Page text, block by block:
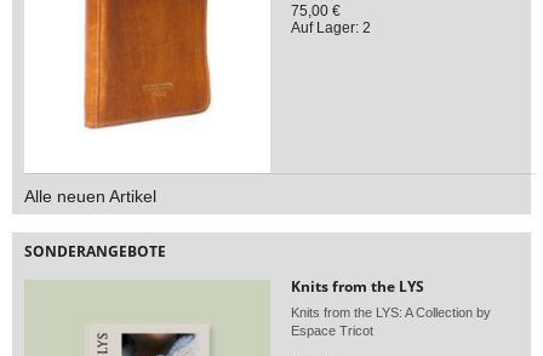
75,00 €
Auf Lager: 2
Alle neuen Artikel
SONDERANGEBOTE
Knits from the LYS
Knits from the LYS: A Collection by
Espace Tricot